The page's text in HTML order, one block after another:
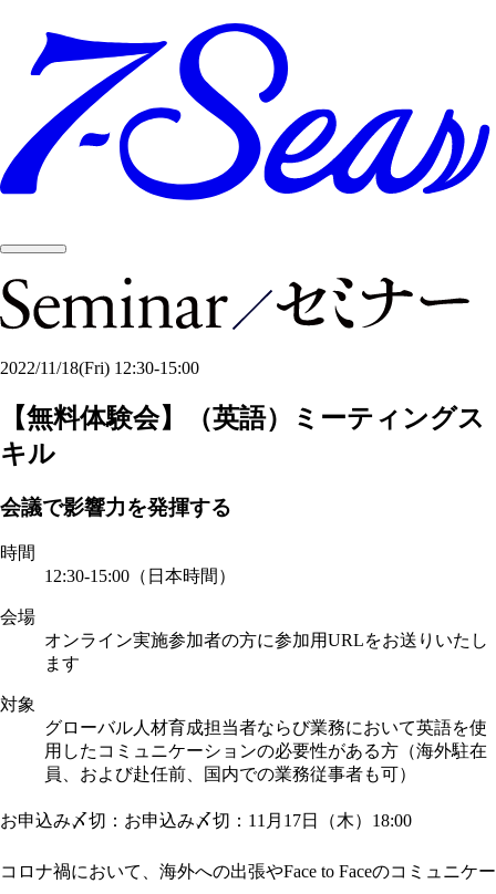
2022/11/18(Fri) 12:30-15:00
【無料体験会】（英語）ミーティングス
キル
会議で影響力を発揮する
時間
12:30-15:00（日本時間）
会場
オンライン実施参加者の方に参加用URLをお送りいたし
ます
対象
グローバル人材育成担当者ならび業務において英語を使
用したコミュニケーションの必要性がある方（海外駐在
員、および赴任前、国内での業務従事者も可）
お申込み〆切：お申込み〆切：11月17日（木）18:00
コロナ禍において、海外への出張やFace to Faceのコミュニケー